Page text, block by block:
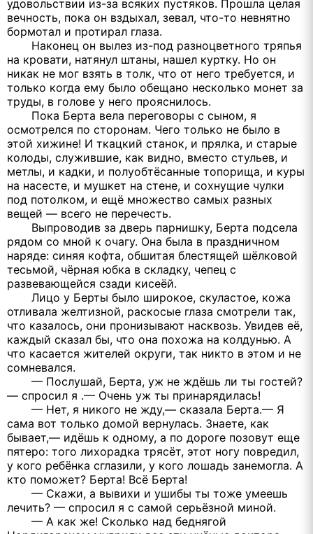
удовольствии из-за всяких пустяков. Прошла целая
вечность, пока он вздыхал, зевал, что-то невнятно
бормотал и протирал глаза.
Наконец он вылез из-под разноцветного тряпья
на кровати, натянул штаны, нашел куртку. Но он
никак не мог взять в толк, что от него требуется, и
только когда ему было обещано несколько монет за
труды, в голове у него прояснилось.
Пока Берта вела переговоры с сыном, я
осмотрелся по сторонам. Чего только не было в
этой хижине! И ткацкий станок, и прялка, и старые
колоды, служившие, как видно, вместо стульев, и
метлы, и кадки, и полуобтёсанные топорища, и куры
на насесте, и мушкет на стене, и сохнущие чулки
под потолком, и ещё множество самых разных
вещей — всего не перечесть.
Выпроводив за дверь парнишку, Берта подсела
рядом со мной к очагу. Она была в праздничном
наряде: синяя кофта, обшитая блестящей шёлковой
тесьмой, чёрная юбка в складку, чепец с
развевающейся сзади кисеёй.
Лицо у Берты было широкое, скуластое, кожа
отливала желтизной, раскосые глаза смотрели так,
что казалось, они пронизывают насквозь. Увидев её,
каждый сказал бы, что она похожа на колдунью. А
что касается жителей округи, так никто в этом и не
сомневался.
— Послушай, Берта, уж не ждёшь ли ты гостей?
— спросил я .— Очень уж ты принарядилась!
— Нет, я никого не жду,— сказала Берта.— Я
сама вот только домой вернулась. Знаете, как
бывает,— идёшь к одному, а по дороге позовут еще
пятеро: того лихорадка трясёт, этот ногу повредил,
у кого ребёнка сглазили, у кого лошадь занемогла. А
кто поможет? Берта! Всё Берта!
— Скажи, а вывихи и ушибы ты тоже умеешь
лечить? — спросил я с самой серьёзной миной.
— А как же! Сколько над беднягой